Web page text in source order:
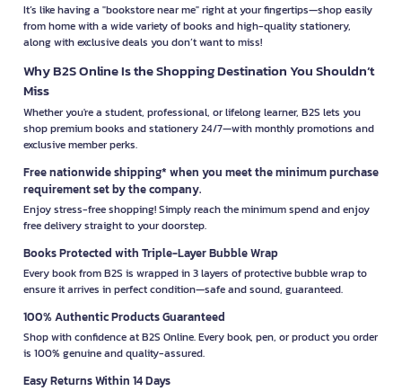
It’s like having a "bookstore near me" right at your fingertips—shop easily
from home with a wide variety of books and high-quality stationery,
along with exclusive deals you don’t want to miss!
Why B2S Online Is the Shopping Destination You Shouldn’t
Miss
Whether you're a student, professional, or lifelong learner, B2S lets you
shop premium books and stationery 24/7—with monthly promotions and
exclusive member perks.
Free nationwide shipping* when you meet the minimum purchase
requirement set by the company.
Enjoy stress-free shopping! Simply reach the minimum spend and enjoy
free delivery straight to your doorstep.
Books Protected with Triple-Layer Bubble Wrap
Every book from B2S is wrapped in 3 layers of protective bubble wrap to
ensure it arrives in perfect condition—safe and sound, guaranteed.
100% Authentic Products Guaranteed
Shop with confidence at B2S Online. Every book, pen, or product you order
is 100% genuine and quality-assured.
Easy Returns Within 14 Days